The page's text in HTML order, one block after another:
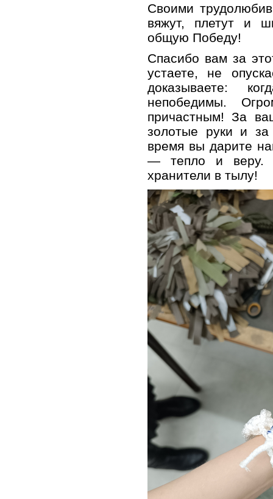
Своими
вяжут, плетут и
общую Победу!
Спасибо вам за
устаете, не
доказываете:
непобедимы.
причастным! За
золотые руки и
время вы дарите
— тепло и веру.
хранители в тылу!